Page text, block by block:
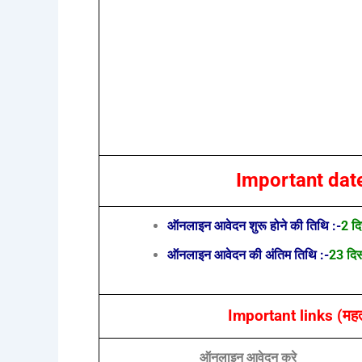
Important
ऑनलाइन आवेदन शुरू होने की तिथि :-2
ऑनलाइन आवेदन की अंतिम तिथि :-23
Important links
ऑनलाइन आवेदन करे